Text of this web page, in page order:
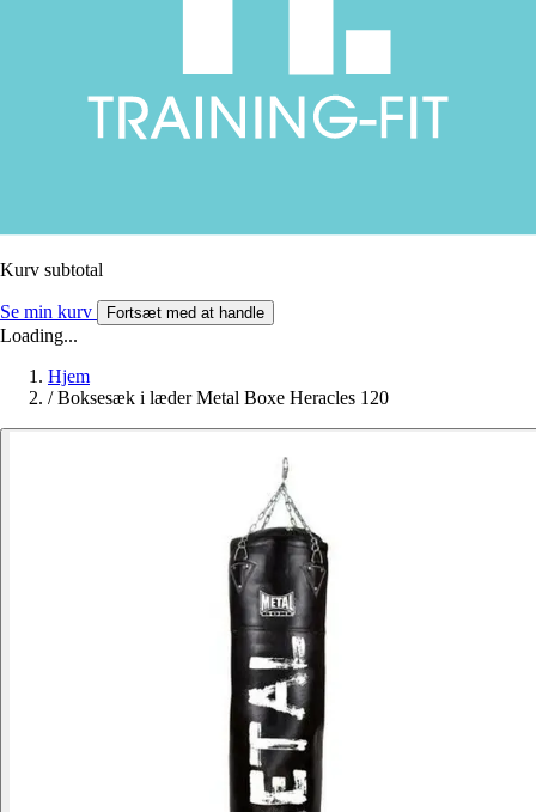
Kurv subtotal
Se min kurv Fortsæt med at handle
Loading...
Hjem
/ Boksesæk i læder Metal Boxe Heracles 120